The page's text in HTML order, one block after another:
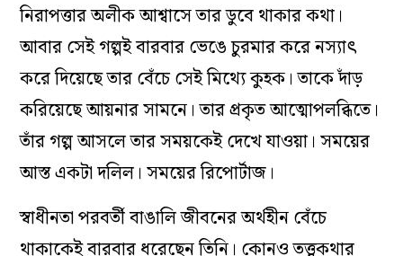
নিরাপত্তার অলীক আশ্বাসে তার ডুবে থাকার কথা।
আবার সেই গল্পই বারবার ভেঙে চুরমার করে নস্যাৎ
করে দিয়েছে তার বেঁচে সেই মিথ্যে কুহক। তাকে দাঁড়
করিয়েছে আয়নার সামনে। তার প্রকৃত আত্মোপলব্ধিতে।
তাঁর গল্প আসলে তার সময়কেই দেখে যাওয়া। সময়ের
আস্ত একটা দলিল। সময়ের রিপোর্টাজ।
স্বাধীনতা পরবর্তী বাঙালি জীবনের অর্থহীন বেঁচে
থাকাকেই বারবার ধরেছেন তিনি। কোনও তত্ত্বকথার